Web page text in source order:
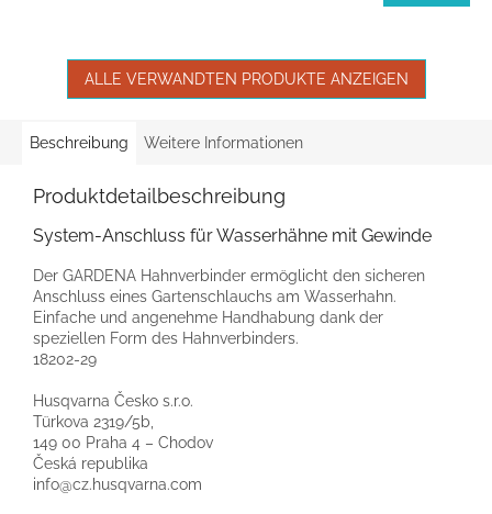
ALLE VERWANDTEN PRODUKTE ANZEIGEN
Beschreibung Weitere Informationen
Produktdetailbeschreibung
System-Anschluss für Wasserhähne mit Gewinde
Der GARDENA Hahnverbinder ermöglicht den sicheren
Anschluss eines Gartenschlauchs am Wasserhahn.
Einfache und angenehme Handhabung dank der
speziellen Form des Hahnverbinders.
18202-29
Husqvarna Česko s.r.o.
Türkova 2319/5b,
149 00 Praha 4 – Chodov
Česká republika
info@cz.husqvarna.com